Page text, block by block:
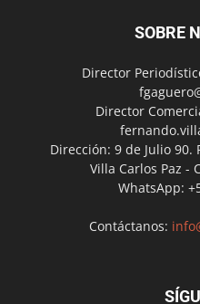
SOBRE
Director
Director
Dirección: 9 de Julio 90.
Villa Carlos Paz -
WhatsApp:
Contáctanos: